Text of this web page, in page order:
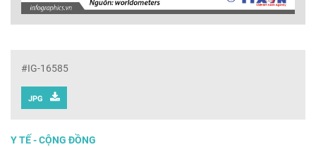
#IG-16585
JPG
Y TẾ - CỘNG ĐỒNG